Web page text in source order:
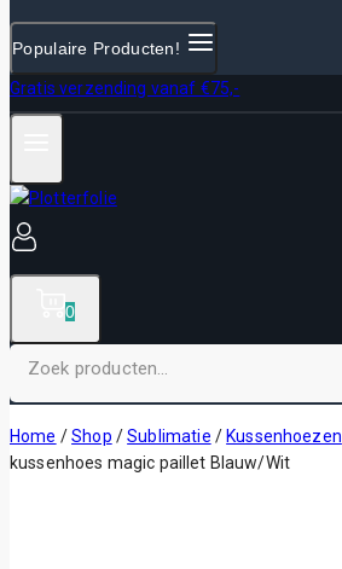
Populaire Producten!
Gratis verzending vanaf €75,-
0
Home /Shop /Sublimatie / Kussenhoezen
kussenhoes magic paillet Blauw/Wit